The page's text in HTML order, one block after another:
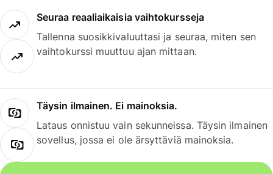
Seuraa reaaliaikaisia vaihtokursseja
Tallenna suosikkivaluuttasi ja seuraa, miten sen
vaihtokurssi muuttuu ajan mittaan.
Täysin ilmainen. Ei mainoksia.
Lataus onnistuu vain sekunneissa. Täysin ilmainen
sovellus, jossa ei ole ärsyttäviä mainoksia.